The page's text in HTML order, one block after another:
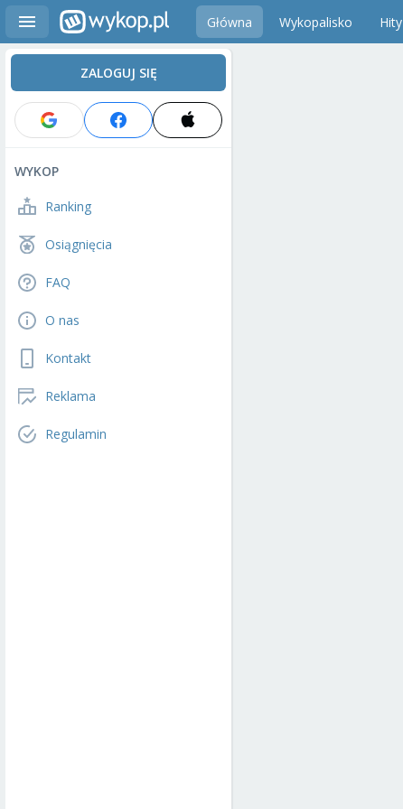
Główna Wykopalisko Hity
ZALOGUJ SIĘ
WYKOP
Ranking
Osiągnięcia
FAQ
O nas
Kontakt
Reklama
Regulamin